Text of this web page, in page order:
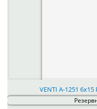
VENTI А-1251 6x15